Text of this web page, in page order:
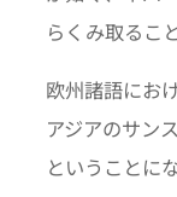
らくみ取るこ
欧州諸語にお
アジアのサン
ということに